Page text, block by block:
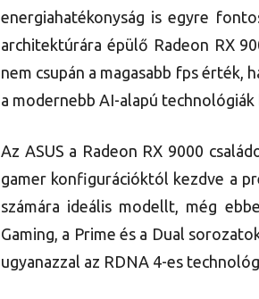
energiahatékonyság is egyre
architektúrára épülő Radeon RX
nem csupán a magasabb fps érték,
a modernebb AI-alapú technológiák
Az ASUS a Radeon RX 9000
gamer konfigurációktól kezdve a
számára ideális modellt, még
Gaming, a Prime és a Dual
ugyanazzal az RDNA 4-es